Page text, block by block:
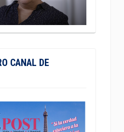
CANAL DE